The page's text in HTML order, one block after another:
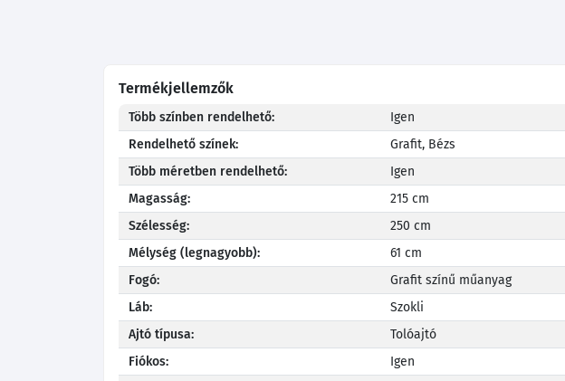
Termékjellemzők
Több színben rendelhető:
Igen
Rendelhető színek:
Grafit, Bézs
Több méretben rendelhető:
Igen
Magasság:
215 cm
Szélesség:
250 cm
Mélység (legnagyobb):
61 cm
Fogó:
Grafit színű műanyag
Láb:
Szokli
Ajtó típusa:
Tolóajtó
Fiókos:
Igen